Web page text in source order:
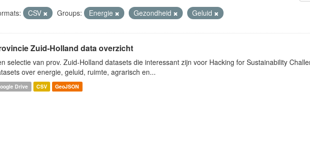
CSV Groups: Energie Gezondheid Geluid
Zuid-Holland data overzicht
selectie van prov. Zuid-Holland datasets die interessant zijn voor Hacking for Sustainability
over energie, geluid, ruimte, agrarisch en...
Drive CSV GeoJSON